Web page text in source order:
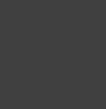
orsakar akne
till sig och hålla
i vatten och drar till
översta lager.